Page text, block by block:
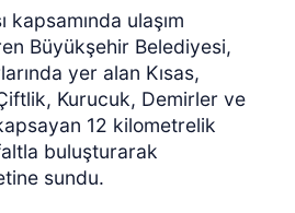
kapsamında ulaşım
Büyükşehir Belediyesi,
yer alan Kısas,
Kurucuk, Demirler ve
12 kilometrelik
buluşturarak
sundu.